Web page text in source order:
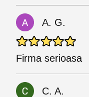
A. G.
Firma serioasa
C. A.